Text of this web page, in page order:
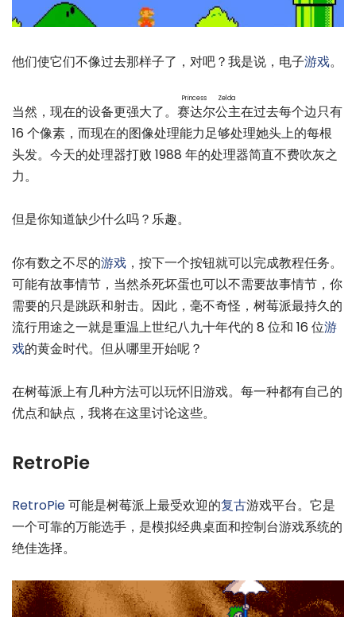
他们使它们不像过去那样子了，对吧？我是说，电子游戏。
当然，现在的设备更强大了。 赛达尔公主
Princess Zelda
在过去每个边只有
16 个像素，而现在的图像处理能力足够处理她头上的每根
头发。今天的处理器打败 1988 年的处理器简直不费吹灰之
力。
但是你知道缺少什么吗？乐趣。
你有数之不尽的游戏 ，按下一个按钮就可以完成教程任务。
可能有故事情节，当然杀死坏蛋也可以不需要故事情节，你
需要的只是跳跃和射击。因此，毫不奇怪，树莓派最持久的
流行用途之一就是重温上世纪八九十年代的 8 位和 16 位游
戏的黄金时代。但从哪里开始呢？
在树莓派上有几种方法可以玩怀旧游戏。每一种都有自己的
优点和缺点，我将在这里讨论这些。
RetroPie
RetroPie可能是树莓派上最受欢迎的复古游戏平台。它是
一个可靠的万能选手，是模拟经典桌面和控制台游戏系统的
绝佳选择。